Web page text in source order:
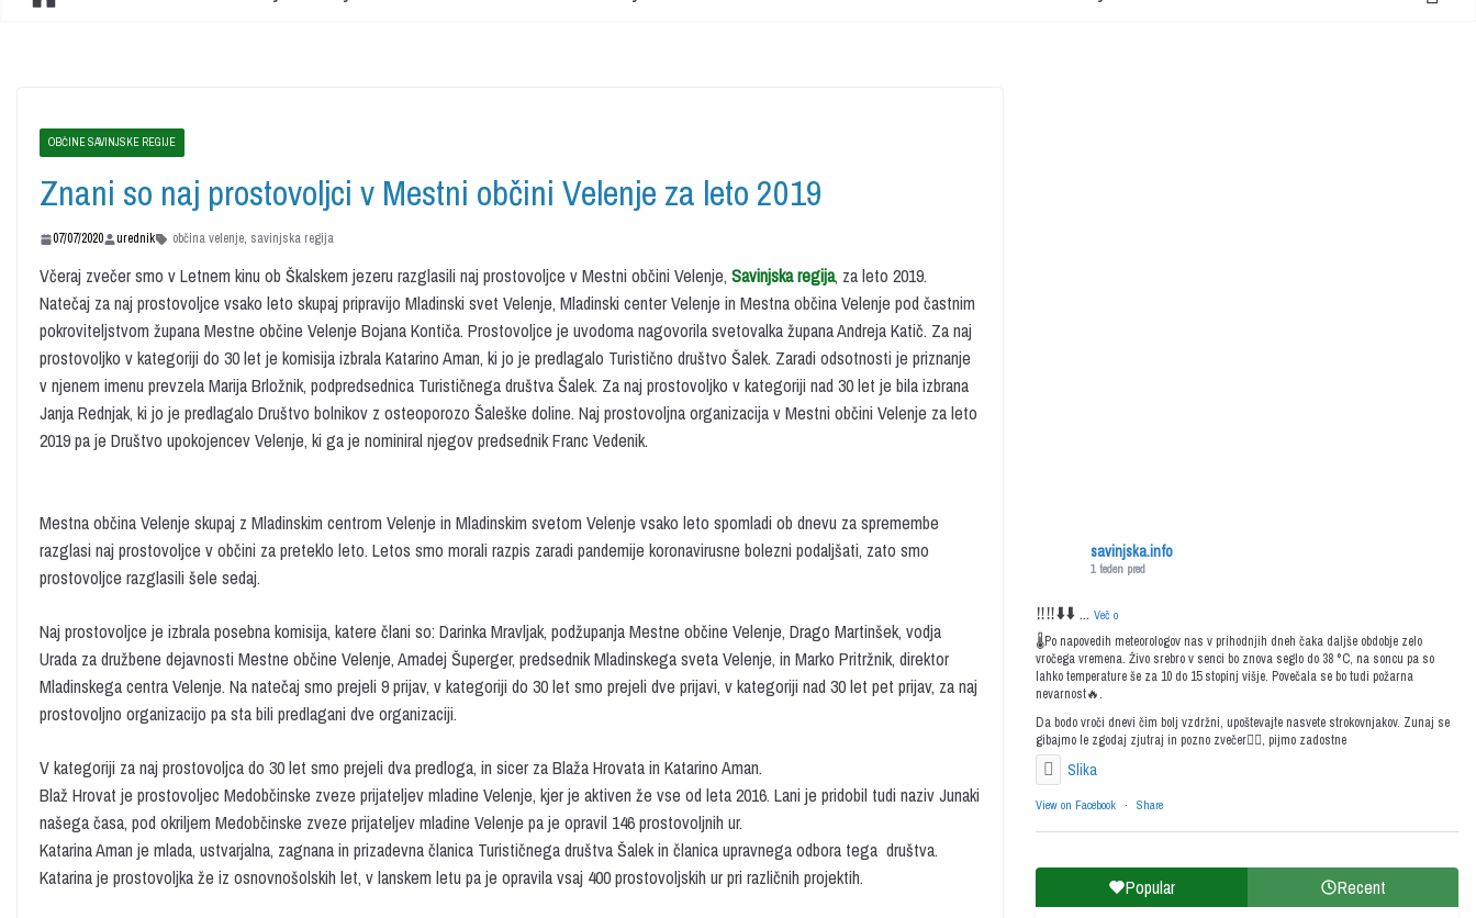
OBČINE SAVINJSKE REGIJE
Znani so naj prostovoljci v Mestni občini Velenje za leto 2019
07/07/2020 urednik občina velenje, savinjska regija
Včeraj zvečer smo v Letnem kinu ob Škalskem jezeru razglasili naj prostovoljce v Mestni občini Velenje, Savinjska regija, za leto 2019.
Natečaj za naj prostovoljce vsako leto skupaj pripravijo Mladinski svet Velenje, Mladinski center Velenje in Mestna občina Velenje pod častnim
pokroviteljstvom župana Mestne občine Velenje Bojana Kontiča. Prostovoljce je uvodoma nagovorila svetovalka župana Andreja Katič. Za naj
prostovoljko v kategoriji do 30 let je komisija izbrala Katarino Aman, ki jo je predlagalo Turistično društvo Šalek. Zaradi odsotnosti je priznanje
v njenem imenu prevzela Marija Brložnik, podpredsednica Turističnega društva Šalek. Za naj prostovoljko v kategoriji nad 30 let je bila izbrana
Janja Rednjak, ki jo je predlagalo Društvo bolnikov z osteoporozo Šaleške doline. Naj prostovoljna organizacija v Mestni občini Velenje za leto
2019 pa je Društvo upokojencev Velenje, ki ga je nominiral njegov predsednik Franc Vedenik.
Mestna občina Velenje skupaj z Mladinskim centrom Velenje in Mladinskim svetom Velenje vsako leto spomladi ob dnevu za spremembe
razglasi naj prostovoljce v občini za preteklo leto. Letos smo morali razpis zaradi pandemije koronavirusne bolezni podaljšati, zato smo
prostovoljce razglasili šele sedaj.
Naj prostovoljce je izbrala posebna komisija, katere člani so: Darinka Mravljak, podžupanja Mestne občine Velenje, Drago Martinšek, vodja
Urada za družbene dejavnosti Mestne občine Velenje, Amadej Šuperger, predsednik Mladinskega sveta Velenje, in Marko Pritržnik, direktor
Mladinskega centra Velenje. Na natečaj smo prejeli 9 prijav, v kategoriji do 30 let smo prejeli dve prijavi, v kategoriji nad 30 let pet prijav, za naj
prostovoljno organizacijo pa sta bili predlagani dve organizaciji.
V kategoriji za naj prostovoljca do 30 let smo prejeli dva predloga, in sicer za Blaža Hrovata in Katarino Aman.
Blaž Hrovat je prostovoljec Medobčinske zveze prijateljev mladine Velenje, kjer je aktiven že vse od leta 2016. Lani je pridobil tudi naziv Junaki
našega časa, pod okriljem Medobčinske zveze prijateljev mladine Velenje pa je opravil 146 prostovoljnih ur.
Katarina Aman je mlada, ustvarjalna, zagnana in prizadevna članica Turističnega društva Šalek in članica upravnega odbora tega društva.
Katarina je prostovoljka že iz osnovnošolskih let, v lanskem letu pa je opravila vsaj 400 prostovoljskih ur pri različnih projektih.
savinjska.info
1 teden pred
‼️‼️⬇️⬇️
🌡️Po napovedih meteorologov nas v prihodnjih dneh čaka daljše obdobje zelo
vročega vremena. Živo srebro v senci bo znova seglo do 38 °C, na soncu pa so
lahko temperature še za 10 do 15 stopinj višje. Povečala se bo tudi požarna
nevarnost🔥.
Da bodo vroči dnevi čim bolj vzdržni, upoštevajte nasvete strokovnjakov. Zunaj se
gibajmo le zgodaj zjutraj in pozno zvečer🤸‍♀️, pijmo zadostne
...Več o
Slika
View on Facebook · Share
Popular Recent